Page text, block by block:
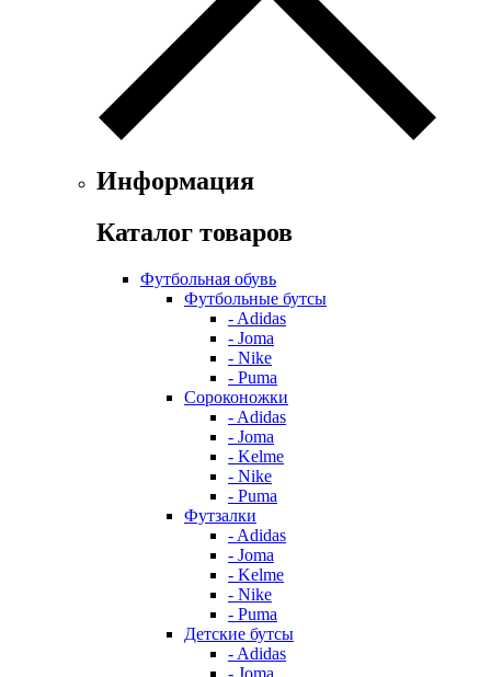
Информация
Каталог товаров
Футбольная обувь
Футбольные бутсы
- Adidas
- Joma
- Nike
- Puma
Сороконожки
- Adidas
- Joma
- Kelme
- Nike
- Puma
Футзалки
- Adidas
- Joma
- Kelme
- Nike
- Puma
Детские бутсы
- Adidas
- Joma